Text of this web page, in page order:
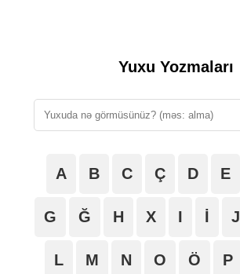
Yuxu Yozmaları
A B C Ç D E
G Ğ H X I İ J
L M N O Ö P